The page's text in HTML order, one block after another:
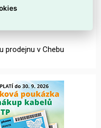
CHEB
prodejnu v Chebu